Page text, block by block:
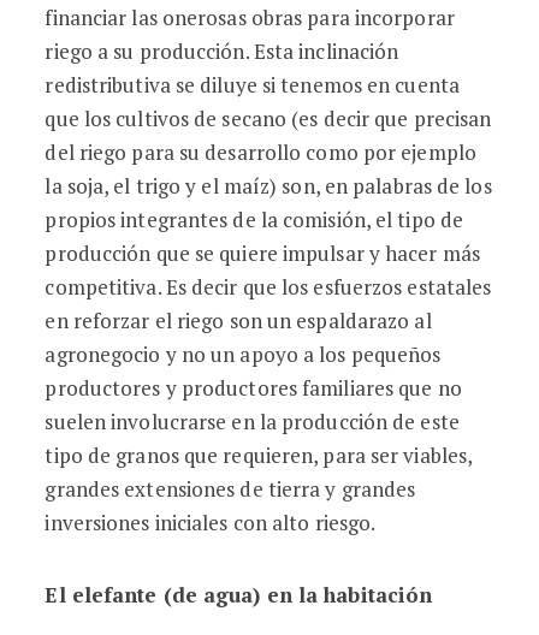
financiar las onerosas obras para incorporar
riego a su producción. Esta inclinación
redistributiva se diluye si tenemos en cuenta
que los cultivos de secano (es decir que precisan
del riego para su desarrollo como por ejemplo
la soja, el trigo y el maíz) son, en palabras de los
propios integrantes de la comisión, el tipo de
producción que se quiere impulsar y hacer más
competitiva. Es decir que los esfuerzos estatales
en reforzar el riego son un espaldarazo al
agronegocio y no un apoyo a los pequeños
productores y productores familiares que no
suelen involucrarse en la producción de este
tipo de granos que requieren, para ser viables,
grandes extensiones de tierra y grandes
inversiones iniciales con alto riesgo.
El elefante (de agua) en la habitación